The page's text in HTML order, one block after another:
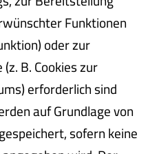
Funktionen
oder zur
B. Cookies zur
erforderlich sind
auf Grundlage von
sofern keine